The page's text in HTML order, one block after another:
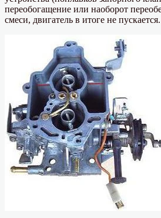
переобогащение или наоборот
смеси, двигатель в итоге не пускается.